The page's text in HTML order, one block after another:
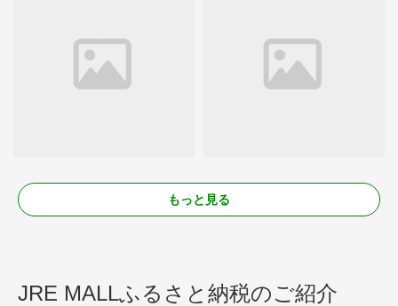
もっと見る
JRE MALLふるさと納税のご紹介